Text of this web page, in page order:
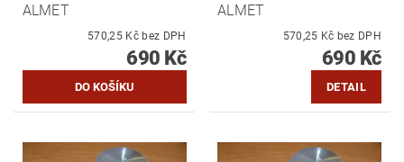
ALMET
570,25 Kč bez DPH
690 Kč
ALMET
570,25 Kč bez DPH
690 Kč
DETAIL